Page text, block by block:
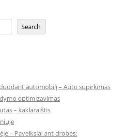
Search
automobilį – Auto supirkimas
optimizavimas
– kaklaraištis
– Paveikslai ant drobės: